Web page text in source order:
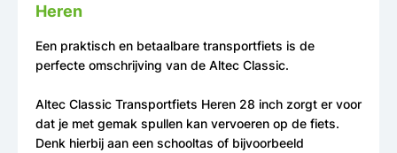
Heren
Een praktisch en betaalbare transportfiets is de
perfecte omschrijving van de Altec Classic.
Altec Classic Transportfiets Heren 28 inch zorgt er voor
dat je met gemak spullen kan vervoeren op de fiets.
Denk hierbij aan een schooltas of bijvoorbeeld